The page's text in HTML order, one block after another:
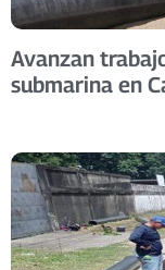
Avanzan
submarina en